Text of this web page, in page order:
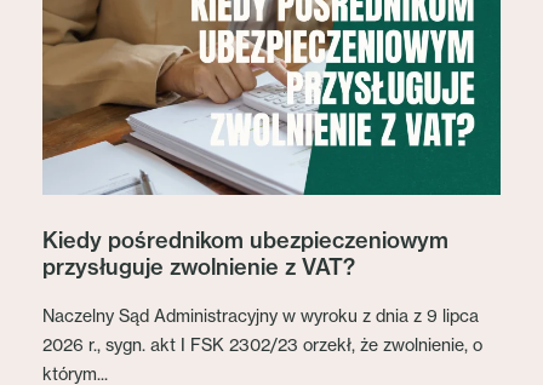
Kiedy pośrednikom ubezpieczeniowym
przysługuje zwolnienie z VAT?
Naczelny Sąd Administracyjny w wyroku z dnia z 9 lipca
2026 r., sygn. akt I FSK 2302/23 orzekł, że zwolnienie, o
którym...